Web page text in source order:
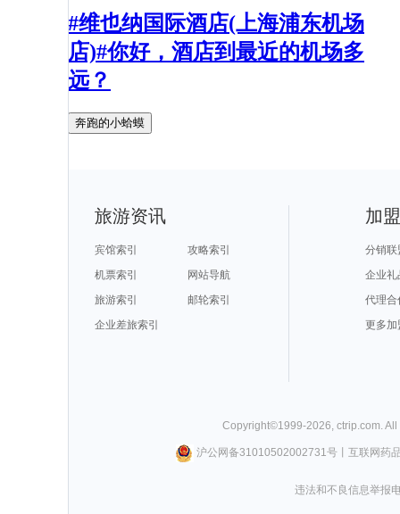
#维也纳国际酒店(上海浦东机场
店)#你好，酒店到最近的机场多
远？
奔跑的小蛤蟆
旅游资讯
宾馆索引
攻略索引
机票索引
网站导航
旅游索引
邮轮索引
企业差旅索引
加
分销联
企业礼
代理合
更多加
Copyright©1999-2026, ctrip.com.
沪公网备31010502002731号丨 互联网药
违法和不良信息举报